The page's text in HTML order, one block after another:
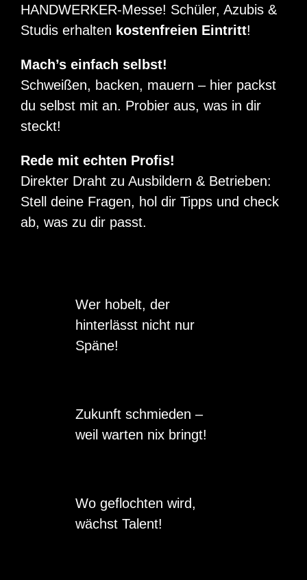
HANDWERKER-Messe! Schüler, Azubis &
Studis erhalten kostenfreien Eintritt!
Mach’s einfach selbst!
Schweißen, backen, mauern – hier packst
du selbst mit an. Probier aus, was in dir
steckt!
Rede mit echten Profis!
Direkter Draht zu Ausbildern & Betrieben:
Stell deine Fragen, hol dir Tipps und check
ab, was zu dir passt.
Wer hobelt, der
hinterlässt nicht nur
Späne!
Zukunft schmieden –
weil warten nix bringt!
Wo geflochten wird,
wächst Talent!